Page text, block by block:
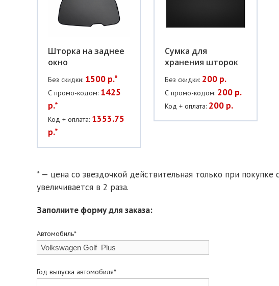
Шторка на заднее
окно
Без скидки: 1500 р.*
С промо-кодом: 1425
р.*
Код + оплата: 1353.75
р.*
Сумка для
хранения шторок
Без скидки: 200 р.
С промо-кодом: 200 р.
Код + оплата: 200 р.
* — цена со звездочкой действительная только при
увеличивается в 2 раза.
Заполните форму для заказа:
Автомобиль*
Год выпуска автомобиля*